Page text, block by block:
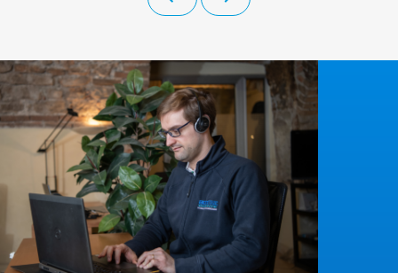
proprietà plastiche di ciascuna lega negli intervalli di
Illimite risoltoè quello che molti utilizzatori di software di
simulazione conoscono bene:dati materiali generici,
datati o riferiti a leghe non corrispondenti a quelle
effettivamente lavorate. Una condizione che rende la
simulazione meno affidabile e costringe a compensare con
prove fisiche aggiuntive, più scarti e tempi di messa a punto
dilatati. I nuovi dati sperimentali, che su richiesta possono
essere implementati nella libreria materiali di
DEFORM
colmano questa lacuna, offrendo curve di flusso specifiche